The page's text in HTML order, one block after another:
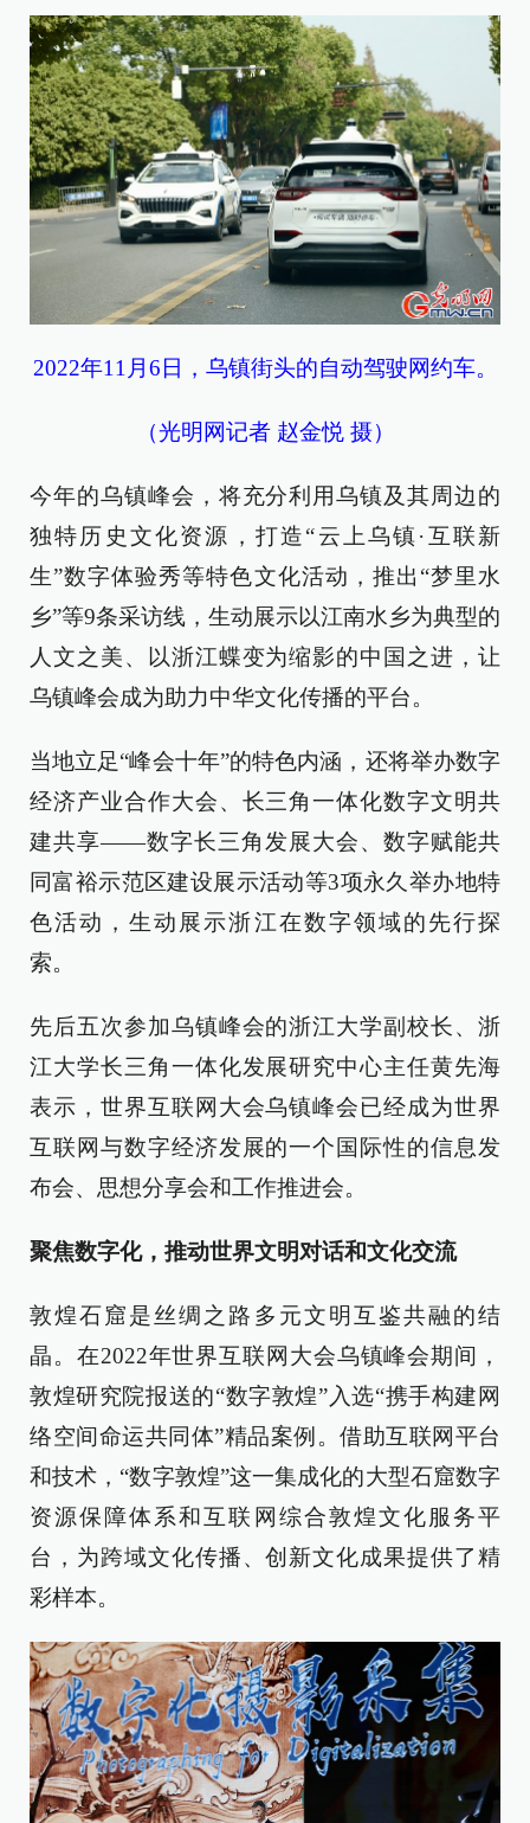
2022年11月6日，乌镇街头的自动驾驶网约车。
（光明网记者 赵金悦 摄）
今年的乌镇峰会，将充分利用乌镇及其周边的
独特历史文化资源，打造“云上乌镇·互联新
生”数字体验秀等特色文化活动，推出“梦里水
乡”等9条采访线，生动展示以江南水乡为典型的
人文之美、以浙江蝶变为缩影的中国之进，让
乌镇峰会成为助力中华文化传播的平台。
当地立足“峰会十年”的特色内涵，还将举办数字
经济产业合作大会、长三角一体化数字文明共
建共享——数字长三角发展大会、数字赋能共
同富裕示范区建设展示活动等3项永久举办地特
色活动，生动展示浙江在数字领域的先行探
索。
先后五次参加乌镇峰会的浙江大学副校长、浙
江大学长三角一体化发展研究中心主任黄先海
表示，世界互联网大会乌镇峰会已经成为世界
互联网与数字经济发展的一个国际性的信息发
布会、思想分享会和工作推进会。
聚焦数字化，推动世界文明对话和文化交流
敦煌石窟是丝绸之路多元文明互鉴共融的结
晶。在2022年世界互联网大会乌镇峰会期间，
敦煌研究院报送的“数字敦煌”入选“携手构建网
络空间命运共同体”精品案例。借助互联网平台
和技术，“数字敦煌”这一集成化的大型石窟数字
资源保障体系和互联网综合敦煌文化服务平
台，为跨域文化传播、创新文化成果提供了精
彩样本。